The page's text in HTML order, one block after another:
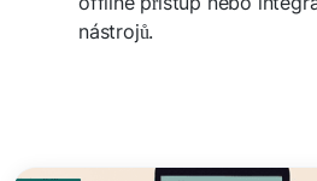
nástrojů.